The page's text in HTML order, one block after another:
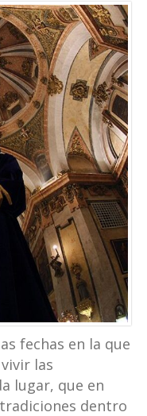
en esta marca
elementos y
cultura,
experiencias. El
a un ojo,
de la
la silueta de
e
que dibuja una
todo el
junto con
el tono magenta
y se centra en el
ocio y los
en las
ha instalado
y el entorno de
Álamos. El
fechas en la que
las
lugar, que en
dentro